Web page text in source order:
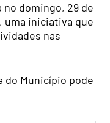
no domingo, 29 de
uma iniciativa que
nas
do Município pode